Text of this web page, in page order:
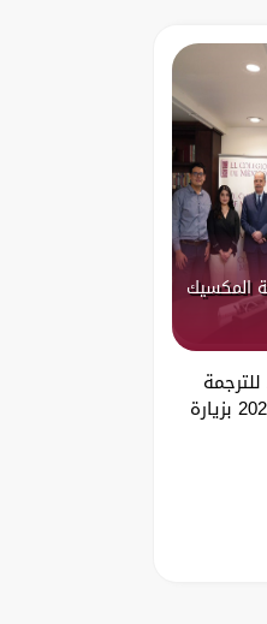
المكسيك
والتفاهم الدولي يوم 17 مايو 2023 بزيارة